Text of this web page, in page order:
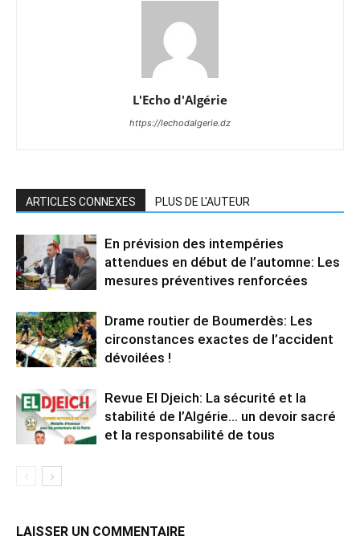
L'Echo d'Algérie
https://lechodalgerie.dz
ARTICLES CONNEXES PLUS DE L'AUTEUR
En prévision des intempéries
attendues en début de l’automne: Les
mesures préventives renforcées
Drame routier de Boumerdès: Les
circonstances exactes de l’accident
dévoilées !
Revue El Djeich: La sécurité et la
stabilité de l’Algérie… un devoir sacré
et la responsabilité de tous
LAISSER UN COMMENTAIRE